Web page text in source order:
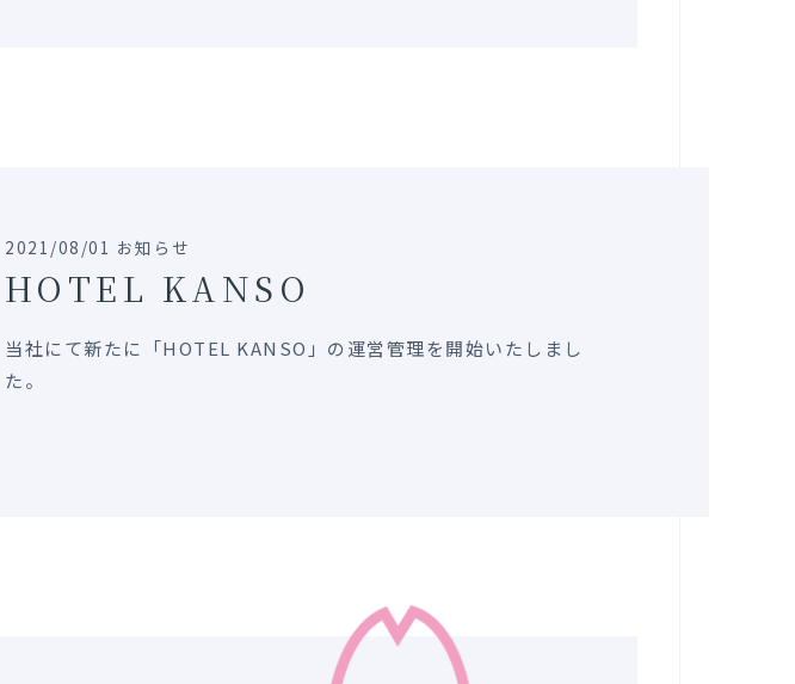
2021/08/01 お知らせ
HOTEL KANSO
当社にて新たに「HOTEL KANSO」の運営管理を開始いたしまし
た。